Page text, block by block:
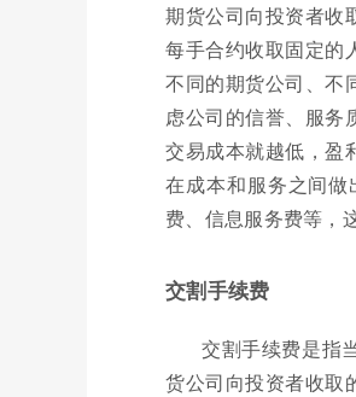
期货公司向投资者收
每手合约收取固定的
不同的期货公司、不
虑公司的信誉、服务
交易成本就越低，盈
在成本和服务之间
费、信息服务费等，
交割手续费
交割手续费是指
货公司向投资者收取